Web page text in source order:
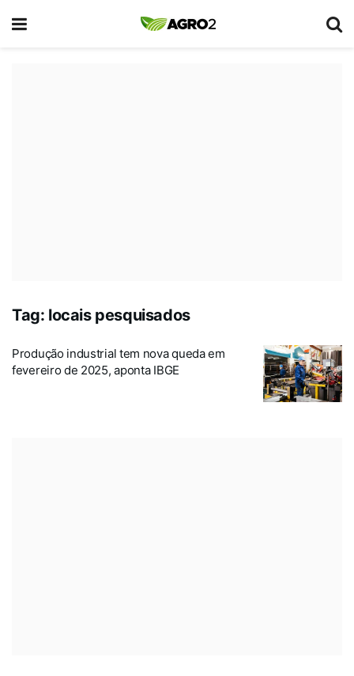
Tag: locais pesquisados
Produção industrial tem nova queda em
fevereiro de 2025, aponta IBGE